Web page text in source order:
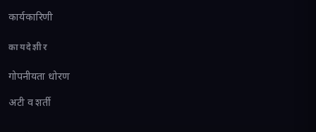
कार्यकारिणी
कायदेशीर
गोपनीयता धोरण
अटी व शर्ती